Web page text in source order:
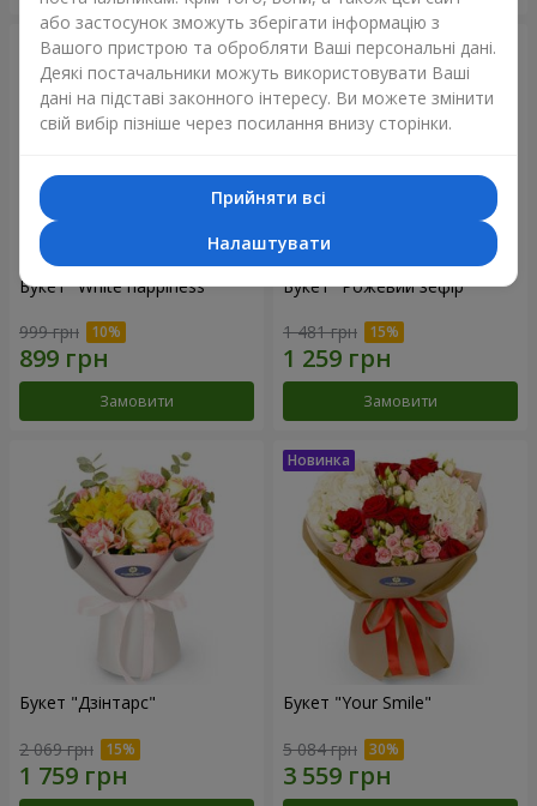
Букет "White happiness"
999 грн
Замовити
Букет "Рожевий зефір"
1 481 грн
Замовити
Букет "Дзінтарс"
2 069 грн
Букет "Your Smile"
5 084 грн
або застосунок зможуть зберігати інформацію з
Вашого пристрою та обробляти Ваші персональні дані.
Деякі постачальники можуть використовувати Ваші
дані на підставі законного інтересу. Ви можете змінити
свій вибір пізніше через посилання внизу сторінки.
Прийняти всі
Налаштувати